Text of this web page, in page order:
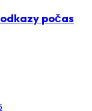
počas